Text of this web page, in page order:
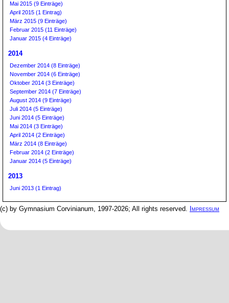
Mai 2015 (9 Einträge)
April 2015 (1 Eintrag)
März 2015 (9 Einträge)
Februar 2015 (11 Einträge)
Januar 2015 (4 Einträge)
2014
Dezember 2014 (8 Einträge)
November 2014 (6 Einträge)
Oktober 2014 (3 Einträge)
September 2014 (7 Einträge)
August 2014 (9 Einträge)
Juli 2014 (5 Einträge)
Juni 2014 (5 Einträge)
Mai 2014 (3 Einträge)
April 2014 (2 Einträge)
März 2014 (8 Einträge)
Februar 2014 (2 Einträge)
Januar 2014 (5 Einträge)
2013
Juni 2013 (1 Eintrag)
(c) by Gymnasium Corvinianum, 1997-2026; All rights reserved. Impressum